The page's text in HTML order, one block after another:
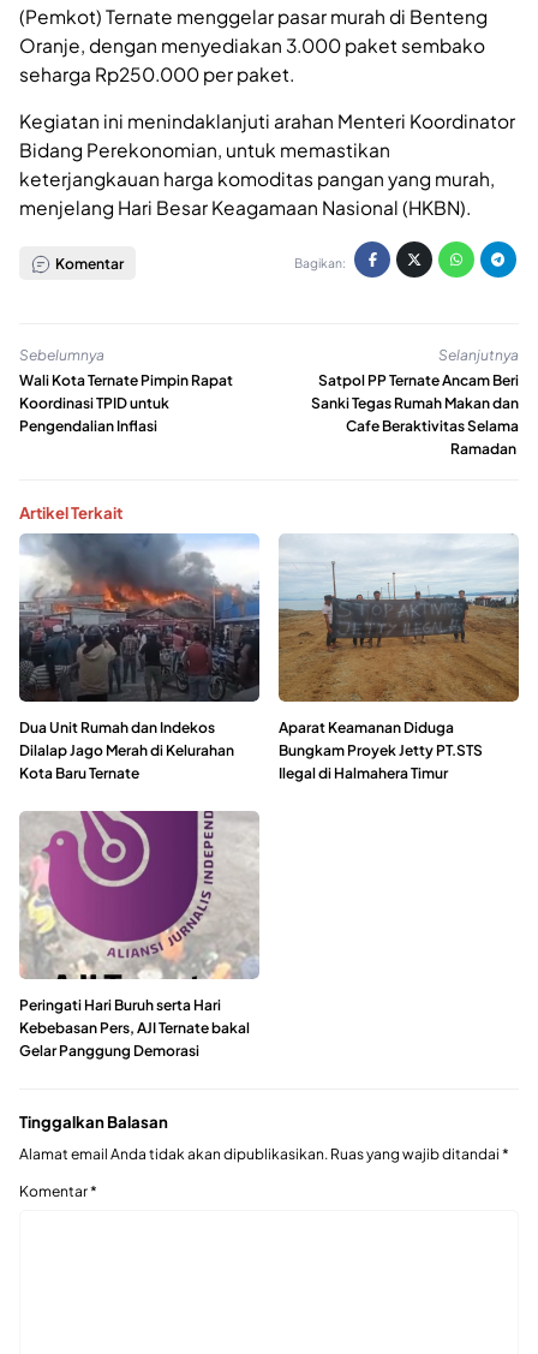
(Pemkot) Ternate menggelar pasar murah di Benteng
Oranje, dengan menyediakan 3.000 paket sembako
seharga Rp250.000 per paket.
Kegiatan ini menindaklanjuti arahan Menteri Koordinator
Bidang Perekonomian, untuk memastikan
keterjangkauan harga komoditas pangan yang murah,
menjelang Hari Besar Keagamaan Nasional (HKBN).
Komentar Bagikan:
Sebelumnya
Wali Kota Ternate Pimpin Rapat
Koordinasi TPID untuk
Pengendalian Inflasi
Selanjutnya
Satpol PP Ternate Ancam Beri
Sanki Tegas Rumah Makan dan
Cafe Beraktivitas Selama
Ramadan
Artikel Terkait
Dua Unit Rumah dan Indekos
Dilalap Jago Merah di Kelurahan
Kota Baru Ternate
Aparat Keamanan Diduga
Bungkam Proyek Jetty PT.STS
Ilegal di Halmahera Timur
Peringati Hari Buruh serta Hari
Kebebasan Pers, AJI Ternate bakal
Gelar Panggung Demorasi
Tinggalkan Balasan
Alamat email Anda tidak akan dipublikasikan. Ruas yang wajib ditandai *
Komentar*